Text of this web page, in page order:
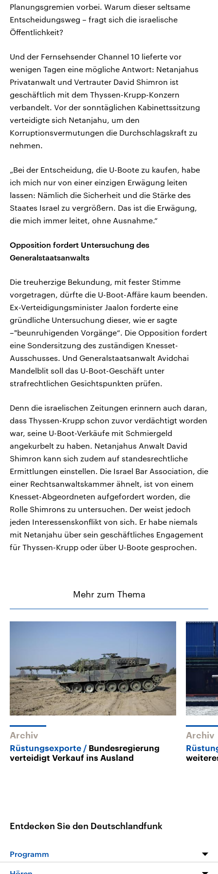
Planungsgremien vorbei. Warum dieser seltsame
Entscheidungsweg – fragt sich die israelische
Öffentlichkeit?
Und der Fernsehsender Channel 10 lieferte vor
wenigen Tagen eine mögliche Antwort: Netanjahus
Privatanwalt und Vertrauter David Shimron ist
geschäftlich mit dem Thyssen-Krupp-Konzern
verbandelt. Vor der sonntäglichen Kabinettssitzung
verteidigte sich Netanjahu, um den
Korruptionsvermutungen die Durchschlagskraft zu
nehmen.
„Bei der Entscheidung, die U-Boote zu kaufen, habe
ich mich nur von einer einzigen Erwägung leiten
lassen: Nämlich die Sicherheit und die Stärke des
Staates Israel zu vergrößern. Das ist die Erwägung,
die mich immer leitet, ohne Ausnahme.“
Opposition fordert Untersuchung des
Generalstaatsanwalts
Die treuherzige Bekundung, mit fester Stimme
vorgetragen, dürfte die U-Boot-Affäre kaum beenden.
Ex-Verteidigungsminister Jaalon forderte eine
gründliche Untersuchung dieser, wie er sagte
–"beunruhigenden Vorgänge“. Die Opposition fordert
eine Sondersitzung des zuständigen Knesset-
Ausschusses. Und Generalstaatsanwalt Avidchai
Mandelblit soll das U-Boot-Geschäft unter
strafrechtlichen Gesichtspunkten prüfen.
Denn die israelischen Zeitungen erinnern auch daran,
dass Thyssen-Krupp schon zuvor verdächtigt worden
war, seine U-Boot-Verkäufe mit Schmiergeld
angekurbelt zu haben. Netanjahus Anwalt David
Shimron kann sich zudem auf standesrechtliche
Ermittlungen einstellen. Die Israel Bar Association, die
einer Rechtsanwaltskammer ähnelt, ist von einem
Knesset-Abgeordneten aufgefordert worden, die
Rolle Shimrons zu untersuchen. Der weist jedoch
jeden Interessenskonflikt von sich. Er habe niemals
mit Netanjahu über sein geschäftliches Engagement
für Thyssen-Krupp oder über U-Boote gesprochen.
Mehr zum Thema
Archiv
Rüstungsexporte
Bundesregierung
verteidigt Verkauf ins Ausland
Archiv
Entdecken Sie den Deutschlandfunk
Programm
Programm